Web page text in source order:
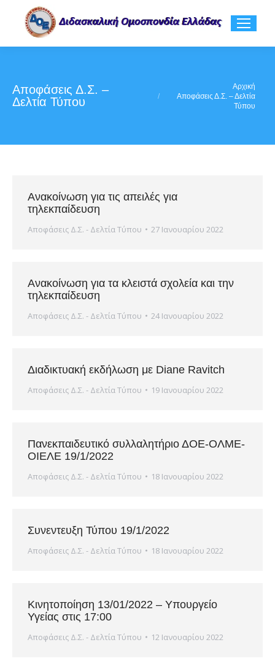
Αποφάσεις Δ.Σ. –
Δελτία Τύπου
Αρχική
Αποφάσεις Δ.Σ. – Δελτία
Τύπου
Ανακοίνωση για τις απειλές για
τηλεκπαίδευση
Αποφάσεις Δ.Σ. - Δελτία Τύπου 27 Ιανουαρίου 2022
Ανακοίνωση για τα κλειστά σχολεία και την
τηλεκπαίδευση
Αποφάσεις Δ.Σ. - Δελτία Τύπου 24 Ιανουαρίου 2022
Διαδικτυακή εκδήλωση με Diane Ravitch
Αποφάσεις Δ.Σ. - Δελτία Τύπου 19 Ιανουαρίου 2022
Πανεκπαιδευτικό συλλαλητήριο ΔΟΕ-ΟΛΜΕ-
ΟΙΕΛΕ 19/1/2022
Αποφάσεις Δ.Σ. - Δελτία Τύπου 18 Ιανουαρίου 2022
Συνεντευξη Τύπου 19/1/2022
Αποφάσεις Δ.Σ. - Δελτία Τύπου 18 Ιανουαρίου 2022
Κινητοποίηση 13/01/2022 – Υπουργείο
Υγείας στις 17:00
Αποφάσεις Δ.Σ. - Δελτία Τύπου 12 Ιανουαρίου 2022